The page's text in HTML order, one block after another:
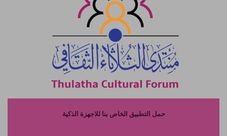
حمل التطبيق الخاص بنا للاجهزة الذكية